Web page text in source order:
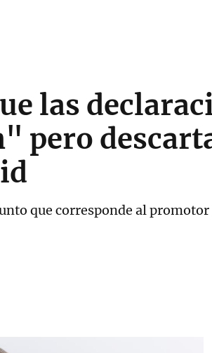
las
pero
que corresponde al